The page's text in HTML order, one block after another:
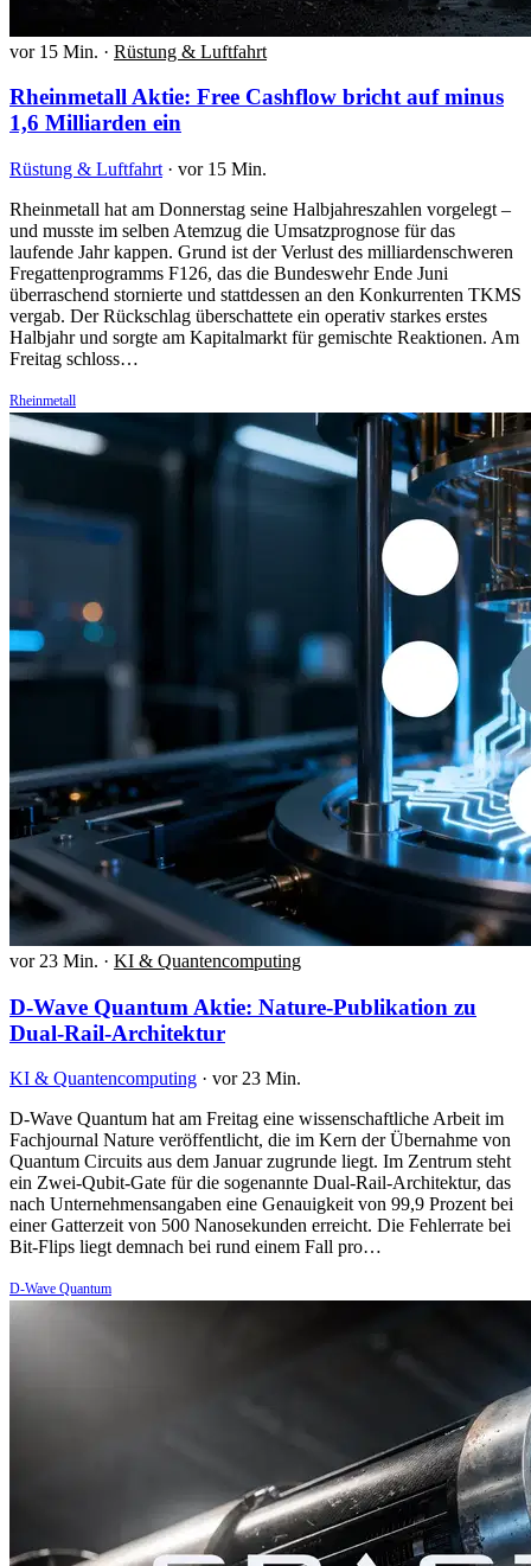
vor 15 Min. · Rüstung & Luftfahrt
Rheinmetall Aktie: Free Cashflow bricht auf minus
1,6 Milliarden ein
Rüstung & Luftfahrt · vor 15 Min.
Rheinmetall hat am Donnerstag seine Halbjahreszahlen vorgelegt –
und musste im selben Atemzug die Umsatzprognose für das
laufende Jahr kappen. Grund ist der Verlust des milliardenschweren
Fregattenprogramms F126, das die Bundeswehr Ende Juni
überraschend stornierte und stattdessen an den Konkurrenten TKMS
vergab. Der Rückschlag überschattete ein operativ starkes erstes
Halbjahr und sorgte am Kapitalmarkt für gemischte Reaktionen. Am
Freitag schloss…
Rheinmetall
vor 23 Min. · KI & Quantencomputing
D-Wave Quantum Aktie: Nature-Publikation zu
Dual-Rail-Architektur
KI & Quantencomputing · vor 23 Min.
D-Wave Quantum hat am Freitag eine wissenschaftliche Arbeit im
Fachjournal Nature veröffentlicht, die im Kern der Übernahme von
Quantum Circuits aus dem Januar zugrunde liegt. Im Zentrum steht
ein Zwei-Qubit-Gate für die sogenannte Dual-Rail-Architektur, das
nach Unternehmensangaben eine Genauigkeit von 99,9 Prozent bei
einer Gatterzeit von 500 Nanosekunden erreicht. Die Fehlerrate bei
Bit-Flips liegt demnach bei rund einem Fall pro…
D-Wave Quantum